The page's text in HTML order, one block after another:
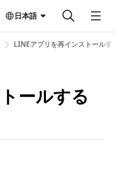
日本語
LINEアプリを再インストールす
ールする